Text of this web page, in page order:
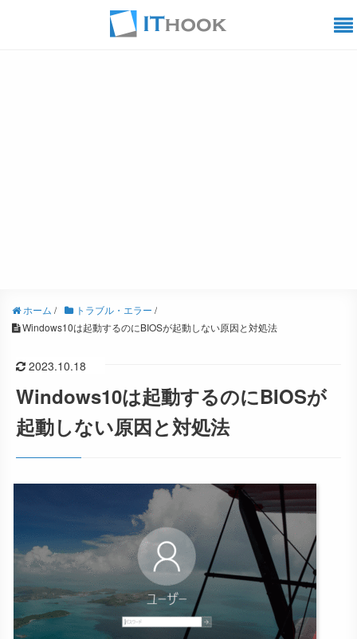
ホーム / トラブル・エラー /
Windows10は起動するのにBIOSが起動しない原因と対処法
2023.10.18
Windows10は起動するのにBIOSが
起動しない原因と対処法